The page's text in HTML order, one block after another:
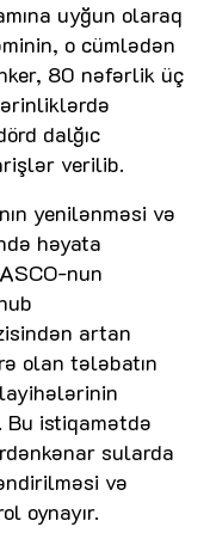
uyğun olaraq
o cümlədən
80 nəfərlik üç
dalğıc
verilib.
yenilənməsi və
həyata
nun
artan
olan tələbatın
Bu istiqamətdə
sularda
və
oynayır.